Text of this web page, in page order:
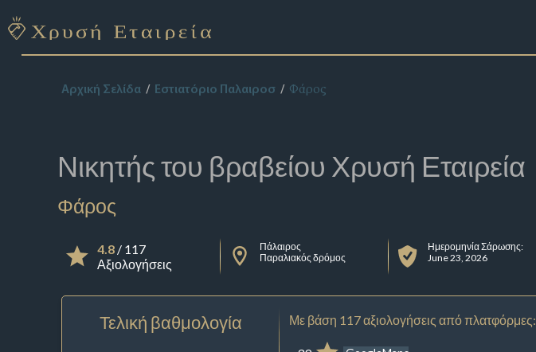
Αρχική Σελίδα Εστιατόριο Παλαιροσ Φάρος
Νικητής του βραβείου Χρυσή Εταιρεία
Φάρος
4.8/ 117
Αξιολογήσεις
Πάλαιρος
Παραλιακός δρόμος
Ημερομηνία Σάρωσης:
June 23, 2026
Τελική βαθμολογία Με βάση 117 αξιολογήσεις από πλατφόρμες: